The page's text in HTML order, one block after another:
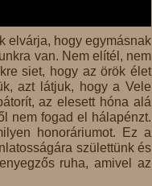
elvárja, hogy egymásnak
van. Nem elítél, nem
siet, hogy az örök élet
azt látjuk, hogy a Vele
az elesett hóna alá
nem fogad el hálapénzt.
honoráriumot. Ez a
születtünk és
ruha, amivel az